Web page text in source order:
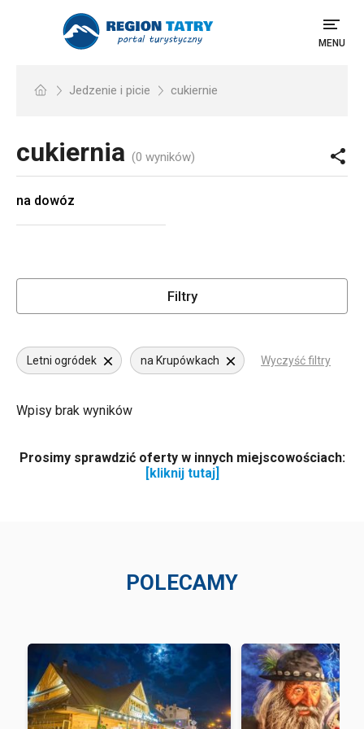
MENU
Jedzenie i picie cukiernie
cukiernia (0 wyników)
na dowóz
Filtry
Letni ogródek na Krupówkach Wyczyść filtry
Wpisy brak wyników
Prosimy sprawdzić oferty w innych miejscowościach:
[kliknij tutaj]
POLECAMY